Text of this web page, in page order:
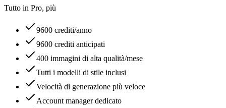
Tutto in Pro, più
9600 crediti/anno
9600 crediti anticipati
400 immagini di alta qualità/mese
Tutti i modelli di stile inclusi
Velocità di generazione più veloce
Account manager dedicato